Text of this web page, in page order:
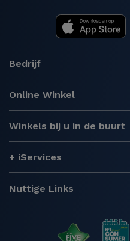
Bedrijf
Online Winkel
Winkels bij u in de buurt
+ iServices
Nuttige Links